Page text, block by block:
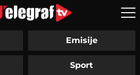
Emisije
Sport